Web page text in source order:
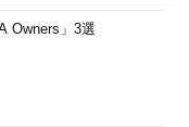
Owners」3選